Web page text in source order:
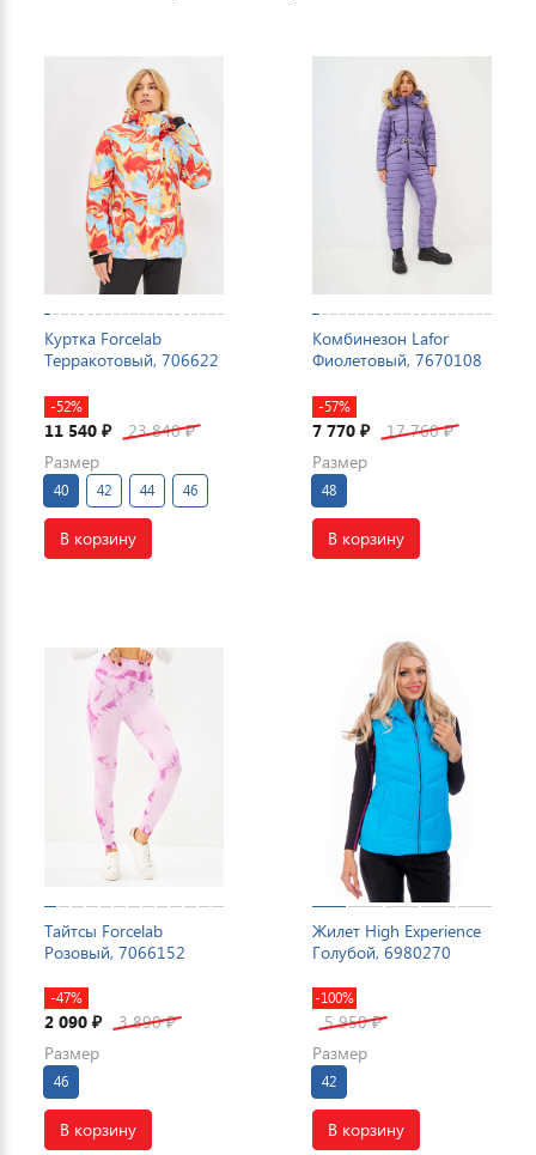
Куртка Forcelab
Терракотовый, 706622
-52%
11 540 ₽ 23 840₽
Размер
40 42 44 46
В корзину
Комбинезон Lafor
Фиолетовый, 7670108
-57%
7 770 ₽ 17 760₽
Размер
48
В корзину
Тайтсы Forcelab
Розовый, 7066152
-47%
2 090 ₽ 3 890₽
Размер
46
В корзину
Жилет High Experience
Голубой, 6980270
-100%
5 950₽
Размер
42
В корзину